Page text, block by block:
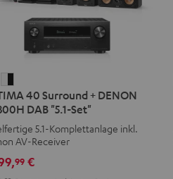
40
Surround
+
DENON
X2800H
40 Surround + DENON
DAB "5.1-Set"
5.1-Komplettanlage inkl.
AV-Receiver
99€